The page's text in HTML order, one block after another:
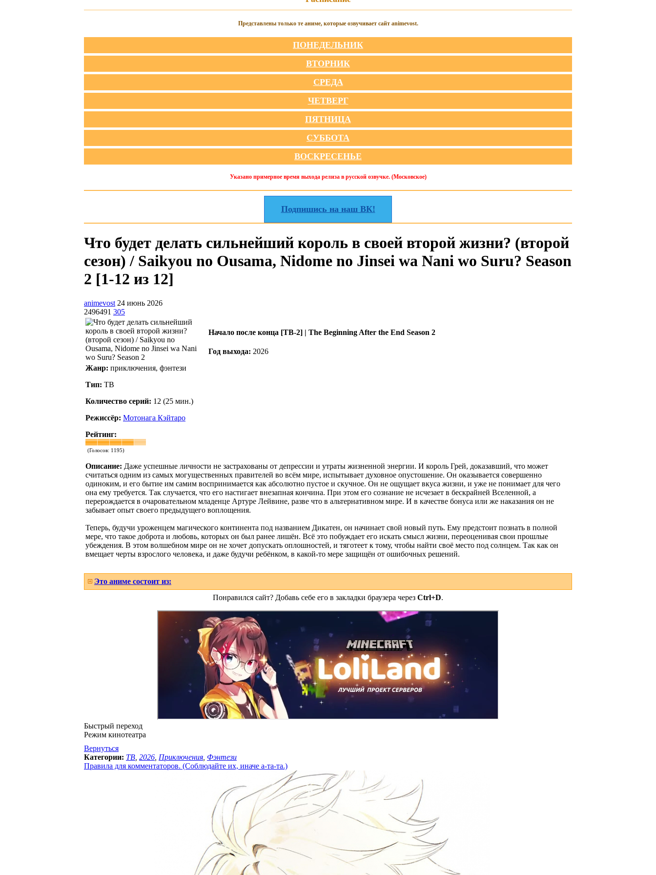
Представлены только те аниме, которые озвучивает сайт animevost.
ПОНЕДЕЛЬНИК
ВТОРНИК
СРЕДА
ЧЕТВЕРГ
ПЯТНИЦА
СУББОТА
ВОСКРЕСЕНЬЕ
Указано примерное время выхода релиза в русской озвучке. (Московское)
Подпишись на наш ВК!
Что будет делать сильнейший король в своей второй жизни? (второй
сезон) / Saikyou no Ousama, Nidome no Jinsei wa Nani wo Suru? Season
2 [1-12 из 12]
animevost 24 июнь 2026
2496491 305
Начало после конца [ТВ-2] | The Beginning After the End Season 2
Год выхода: 2026
Жанр: приключения, фэнтези
Тип: ТВ
Количество серий: 12 (25 мин.)
Режиссёр: Мотонага Кэйтаро
Рейтинг:
(Голосов: 1195)
Описание: Даже успешные личности не застрахованы от депрессии и утраты жизненной энергии. И король Грей, доказавший, что может
считаться одним из самых могущественных правителей во всём мире, испытывает духовное опустошение. Он оказывается совершенно
одиноким, и его бытие им самим воспринимается как абсолютно пустое и скучное. Он не ощущает вкуса жизни, и уже не понимает для чего
она ему требуется. Так случается, что его настигает внезапная кончина. При этом его сознание не исчезает в бескрайней Вселенной, а
перерождается в очаровательном младенце Артуре Лейвине, разве что в альтернативном мире. И в качестве бонуса или же наказания он не
забывает опыт своего предыдущего воплощения.
Теперь, будучи уроженцем магического континента под названием Дикатен, он начинает свой новый путь. Ему предстоит познать в полной
мере, что такое доброта и любовь, которых он был ранее лишён. Всё это побуждает его искать смысл жизни, переоценивая свои прошлые
убеждения. В этом волшебном мире он не хочет допускать оплошностей, и тяготеет к тому, чтобы найти своё место под солнцем. Так как он
вмещает черты взрослого человека, и даже будучи ребёнком, в какой-то мере защищён от ошибочных решений.
Это аниме состоит из:
Понравился сайт? Добавь себе его в закладки браузера через Ctrl+D.
Быстрый переход
Режим кинотеатра
Вернуться
Категории: ТВ 2026 Приключения Фэнтези
Правила для комментаторов. (Соблюдайте их, иначе а-та-та.)